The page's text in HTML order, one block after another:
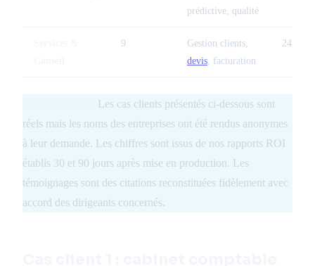
prédictive, qualité
9
Gestion clients,
devis , facturation
245 %
Les cas clients présentés ci-dessous sont
réels mais les noms des entreprises ont été rendus anonymes
à leur demande. Les chiffres sont issus de nos rapports ROI
établis 30 et 90 jours après mise en production. Les
témoignages sont des citations reconstituées fidèlement avec
accord des dirigeants concernés.